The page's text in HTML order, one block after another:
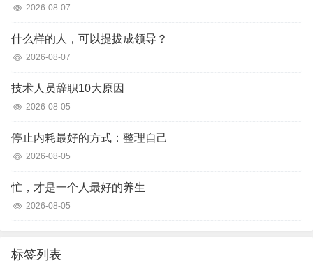
2026-08-07
什么样的人，可以提拔成领导？
2026-08-07
技术人员辞职10大原因
2026-08-05
停止内耗最好的方式：整理自己
2026-08-05
忙，才是一个人最好的养生
2026-08-05
标签列表